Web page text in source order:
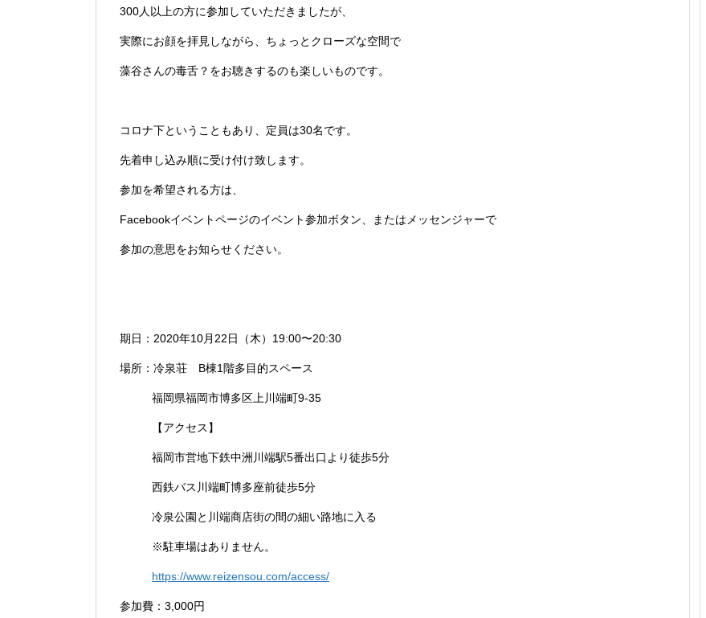
300人以上の方に参加していただきましたが、
実際にお顔を拝見しながら、ちょっとクローズな空間で
藻谷さんの毒舌？をお聴きするのも楽しいものです。
コロナ下ということもあり、定員は30名です。
先着申し込み順に受け付け致します。
参加を希望される方は、
Facebookイベントページのイベント参加ボタン、またはメッセンジャーで
参加の意思をお知らせください。
期日：2020年10月22日（木）19:00〜20:30
場所：冷泉荘 B棟1階多目的スペース
福岡県福岡市博多区上川端町9-35
【アクセス】
福岡市営地下鉄中洲川端駅5番出口より徒歩5分
西鉄バス川端町博多座前徒歩5分
冷泉公園と川端商店街の間の細い路地に入る
※駐車場はありません。
https://www.reizensou.com/access/
参加費：3,000円